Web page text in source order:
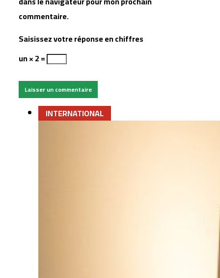
commentaire.
Saisissez votre réponse en chiffres
un × 2 =
INTERNATIONAL